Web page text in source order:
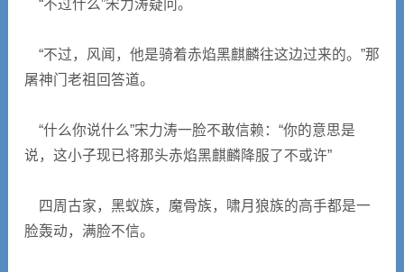
“不过什么”宋力涛疑问。
“不过，风闻，他是骑着赤焰黑麒麟往这边过来的。”那
屠神门老祖回答道。
“什么你说什么”宋力涛一脸不敢信赖：“你的意思是
说，这小子现已将那头赤焰黑麒麟降服了不或许”
四周古家，黑蚁族，魔骨族，啸月狼族的高手都是一
脸轰动，满脸不信。